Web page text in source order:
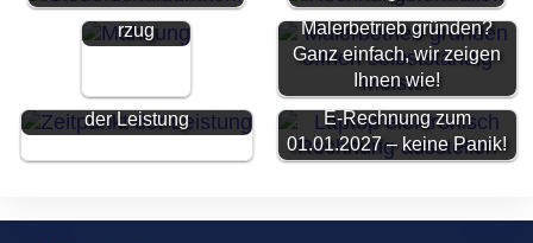
rzug
Malerbetrieb gründen?
Ganz einfach, wir zeigen
Ihnen wie!
Pflichtangabe Zeitpunkt
der Leistung
E-Rechnung zum
01.01.2027 – keine Panik!